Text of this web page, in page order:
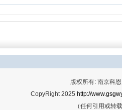
版权所有: 南京科
CopyRight 2025 http://
（任何引用或转